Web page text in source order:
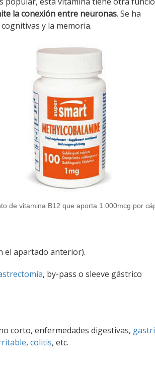
la conexión entre neuronas. Se ha
y la memoria.
de vitamina B12 que aporta 1.000mcg por
el apartado anterior).
, by-pass o sleeve gástrico
corto, enfermedades digestivas,
, colitis, etc.